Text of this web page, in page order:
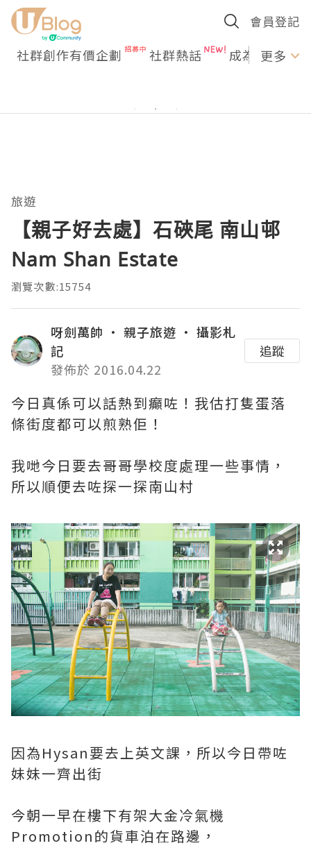
會員登記
社群創作有價企劃 社群熱話 成為U更多
旅遊
【親子好去處】石硤尾 南山邨
Nam Shan Estate
瀏覽次數:15754
呀劍萬帥 • 親子旅遊 • 攝影札
記
發佈於 2016.04.22
追蹤
今日真係可以話熱到癲咗！我估打隻蛋落
條街度都可以煎熟佢！
我哋今日要去哥哥學校度處理一些事情，
所以順便去咗探一探南山村
因為Hysan要去上英文課，所以今日帶咗
妹妹一齊出街
今朝一早在樓下有架大金冷氣機
Promotion的貨車泊在路邊，